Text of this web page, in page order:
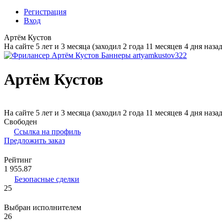
Регистрация
Вход
Артём Кустов
На сайте 5 лет и 3 месяца (заходил 2 года 11 месяцев 4 дня
Артём Кустов
На сайте 5 лет и 3 месяца (заходил 2 года 11 месяцев 4 дня
Свободен
Ссылка на профиль
Предложить заказ
Рейтинг
1 955.87
Безопасные сделки
25
Выбран исполнителем
26